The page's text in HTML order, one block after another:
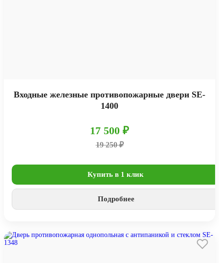
Входные железные противопожарные двери SE-
1400
17 500 ₽
19 250 ₽
Купить в 1 клик
Подробнее